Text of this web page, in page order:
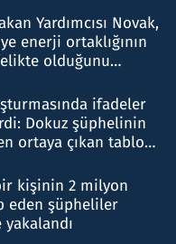
Yardımcısı Novak,
enerji ortaklığının
olduğunu
ifadeler
Dokuz şüphelinin
ortaya çıkan tablo
kişinin 2 milyon
eden şüpheliler
yakalandı